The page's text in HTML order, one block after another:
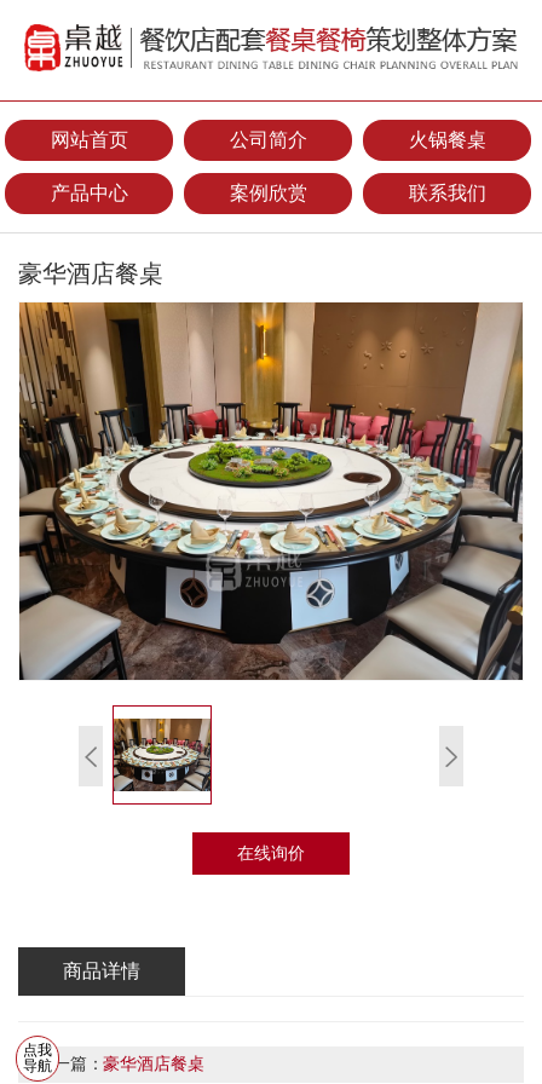
网站首页 公司简介 火锅餐桌
产品中心 案例欣赏 联系我们
豪华酒店餐桌
在线询价
商品详情
上一篇：豪华酒店餐桌
点我
导航